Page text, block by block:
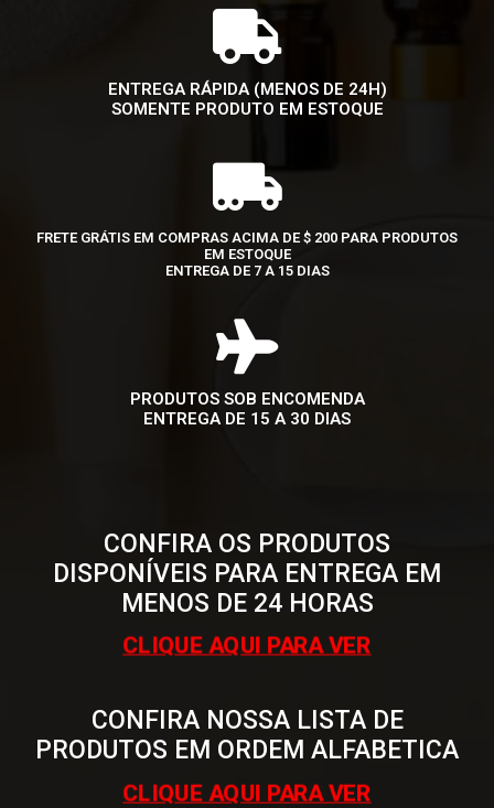
ENTREGA RÁPIDA (MENOS DE 24H)
SOMENTE PRODUTO EM ESTOQUE
FRETE GRÁTIS EM COMPRAS ACIMA DE $ 200 PARA PRODUTOS
EM ESTOQUE
ENTREGA DE 7 A 15 DIAS
PRODUTOS SOB ENCOMENDA
ENTREGA DE 15 A 30 DIAS
CONFIRA OS PRODUTOS
DISPONÍVEIS PARA ENTREGA EM
MENOS DE 24 HORAS
CLIQUE AQUI PARA VER
CONFIRA NOSSA LISTA DE
PRODUTOS EM ORDEM ALFABETICA
CLIQUE AQUI PARA VER